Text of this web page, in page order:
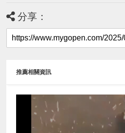
分享：
推薦相關資訊